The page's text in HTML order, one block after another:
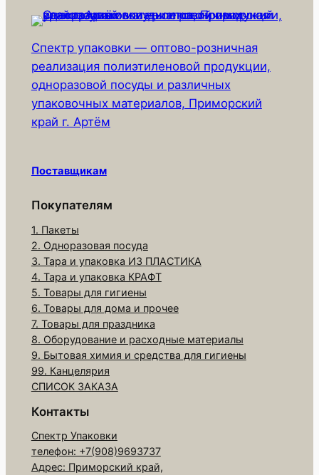
е
т
в
о
т
о
р
а
а
к
е
т
В
Р
2
0
х
0
3
0
Спектр упаковки — оптово-розничная
реализация полиэтиленовой продукции,
одноразовой посуды и различных
упаковочных материалов, Приморский
край г. Артём
Поставщикам
Покупателям
1. Пакеты
2. Одноразовая посуда
3. Тара и упаковка ИЗ ПЛАСТИКА
4. Тара и упаковка КРАФТ
5. Товары для гигиены
6. Товары для дома и прочее
7. Товары для праздника
8. Оборудование и расходные материалы
9. Бытовая химия и средства для гигиены
99. Канцелярия
СПИСОК ЗАКАЗА
Контакты
Спектр Упаковки
телефон: +7(908)9693737
Адрес: Приморский край,